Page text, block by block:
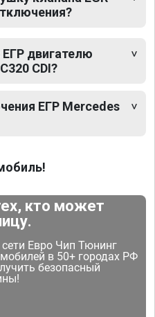
двигателю
CDI?
ЕГР Mercedes
кто может
Евро Чип Тюнинг
в 50+ городах РФ
безопасный